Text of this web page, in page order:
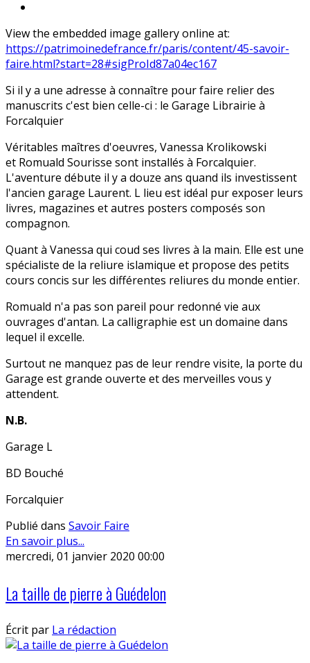
View the embedded image gallery online at:
https://patrimoinedefrance.fr/paris/content/45-savoir-
faire.html?start=28#sigProId87a04ec167
Si il y a une adresse à connaître pour faire relier des
manuscrits c'est bien celle-ci : le Garage Librairie à
Forcalquier
Véritables maîtres d'oeuvres, Vanessa Krolikowski
et Romuald Sourisse sont installés à Forcalquier.
L'aventure débute il y a douze ans quand ils investissent
l'ancien garage Laurent. L lieu est idéal pur exposer leurs
livres, magazines et autres posters composés son
compagnon.
Quant à Vanessa qui coud ses livres à la main. Elle est une
spécialiste de la reliure islamique et propose des petits
cours concis sur les différentes reliures du monde entier.
Romuald n'a pas son pareil pour redonné vie aux
ouvrages d'antan. La calligraphie est un domaine dans
lequel il excelle.
Surtout ne manquez pas de leur rendre visite, la porte du
Garage est grande ouverte et des merveilles vous y
attendent.
N.B.
Garage L
BD Bouché
Forcalquier
Publié dans Savoir Faire
En savoir plus...
mercredi, 01 janvier 2020 00:00
La taille de pierre à Guédelon
Écrit par La rédaction